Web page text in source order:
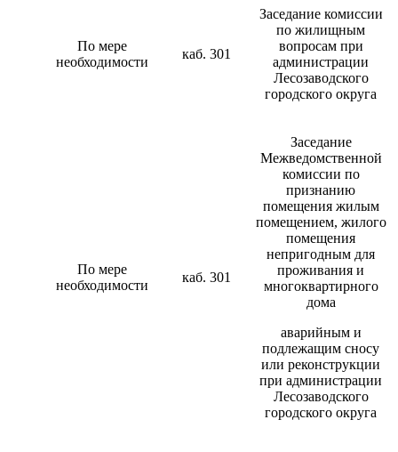
По мере
необходимости
каб. 301
Заседание комиссии
по жилищным
вопросам при
администрации
Лесозаводского
городского округа
По мере
необходимости
каб. 301
Заседание
Межведомственной
комиссии по
признанию
помещения жилым
помещением, жилого
помещения
непригодным для
проживания и
многоквартирного
дома
аварийным и
подлежащим сносу
или реконструкции
при администрации
Лесозаводского
городского округа